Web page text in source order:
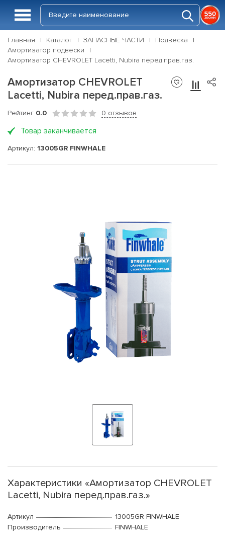
Главная Каталог ЗАПАСНЫЕ ЧАСТИ
Подвеска
Амортизатор подвески
Амортизатор CHEVROLET Lacetti, Nubira перед.прав.газ.
Амортизатор CHEVROLET
Lacetti, Nubira перед.прав.газ.
Рейтинг 0.0 0 отзывов
Товар заканчивается
Артикул: 13005GR FINWHALE
Характеристики «Амортизатор CHEVROLET
Lacetti, Nubira перед.прав.газ.»
Артикул
13005GR FINWHALE
Производитель
FINWHALE